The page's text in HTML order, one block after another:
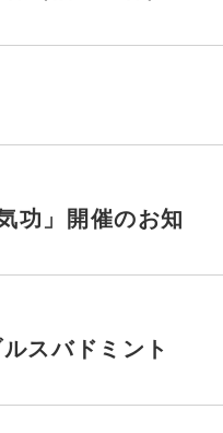
功」開催のお知
スバドミント